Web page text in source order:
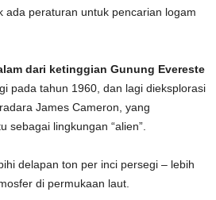
ada peraturan untuk pencarian logam
dari ketinggian Gunung Evereste
pada tahun 1960, dan lagi dieksplorasi
James Cameron, yang
sebagai lingkungan “alien”.
delapan ton per inci persegi – lebih
di permukaan laut.